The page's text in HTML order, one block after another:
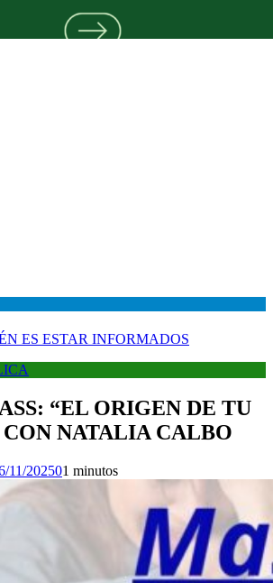
ES ESTAR INFORMADOS
“EL ORIGEN DE TU
NATALIA CALBO
11/202501 minutos